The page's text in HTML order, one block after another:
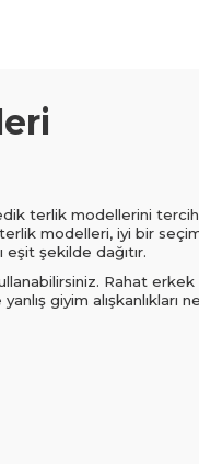
terlik modellerini
modelleri, iyi bir
eşit şekilde dağıtır.
Rahat
giyim alışkanlıkları